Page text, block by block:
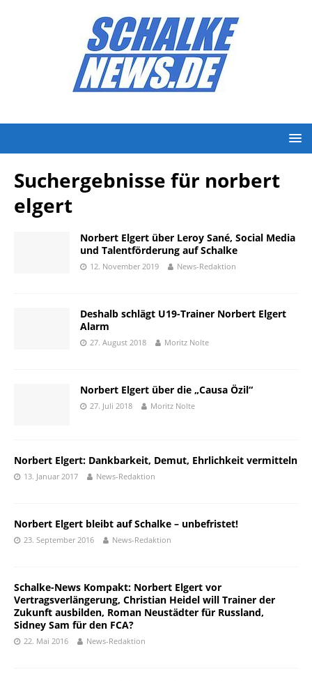
Suchergebnisse für norbert
elgert
Norbert Elgert über Leroy Sané, Social Media
und Talentförderung auf Schalke
12. November 2019 News-Redaktion
Deshalb schlägt U19-Trainer Norbert Elgert
Alarm
27. August 2018 Moritz Nolte
Norbert Elgert über die „Causa Özil“
27. Juli 2018 Moritz Nolte
Norbert Elgert: Dankbarkeit, Demut, Ehrlichkeit vermitteln
13. Januar 2017 News-Redaktion
Norbert Elgert bleibt auf Schalke – unbefristet!
23. September 2016 News-Redaktion
Schalke-News Kompakt: Norbert Elgert vor
Vertragsverlängerung, Christian Heidel will Trainer der
Zukunft ausbilden, Roman Neustädter für Russland,
Sidney Sam für den FCA?
22. Mai 2016 News-Redaktion